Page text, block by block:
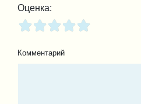
Оценка:
Комментарий